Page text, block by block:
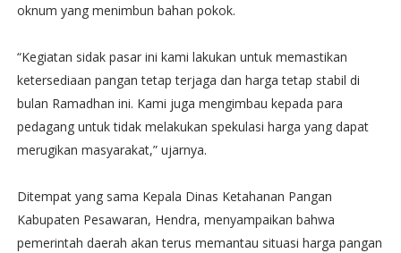
oknum yang menimbun bahan pokok.
“Kegiatan sidak pasar ini kami lakukan untuk memastikan
ketersediaan pangan tetap terjaga dan harga tetap stabil di
bulan Ramadhan ini. Kami juga mengimbau kepada para
pedagang untuk tidak melakukan spekulasi harga yang dapat
merugikan masyarakat,” ujarnya.
Ditempat yang sama Kepala Dinas Ketahanan Pangan
Kabupaten Pesawaran, Hendra, menyampaikan bahwa
pemerintah daerah akan terus memantau situasi harga pangan